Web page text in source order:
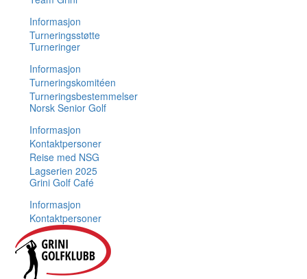
Informasjon
Turneringsstøtte
Turneringer
Informasjon
Turneringskomitéen
Turneringsbestemmelser
Norsk Senior Golf
Informasjon
Kontaktpersoner
Reise med NSG
Lagserien 2025
Grini Golf Café
Informasjon
Kontaktpersoner